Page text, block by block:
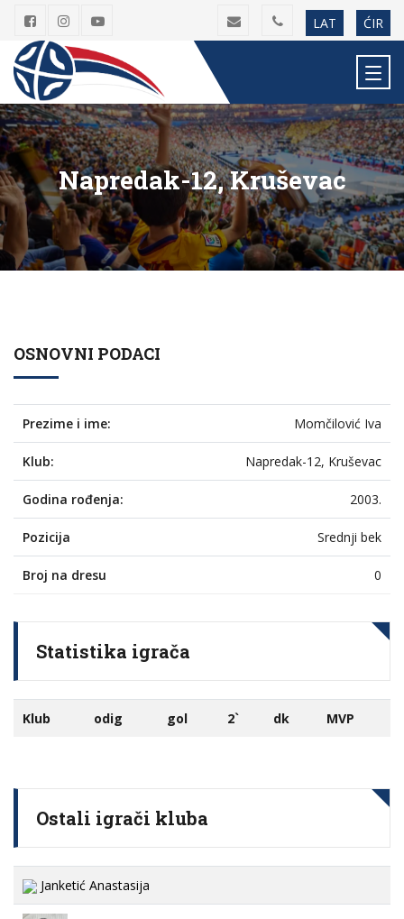
LAT ĆIR
Napredak-12, Kruševac
OSNOVNI PODACI
Prezime i ime: Momčilović Iva
Klub: Napredak-12, Kruševac
Godina rođenja: 2003.
Pozicija Srednji bek
Broj na dresu 0
Statistika igrača
Klub odig gol 2` dk MVP
Ostali igrači kluba
Janketić Anastasija